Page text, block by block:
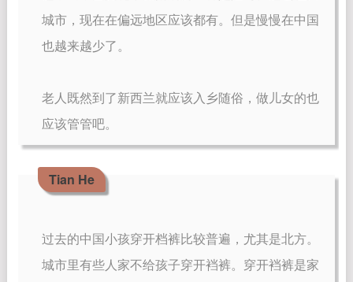
城市，现在在偏远地区应该都有。但是慢慢在中国
也越来越少了。
老人既然到了新西兰就应该入乡随俗，做儿女的也
应该管管吧。
Tian He
过去的中国小孩穿开档裤比较普遍，尤其是北方。
城市里有些人家不给孩子穿开裆裤。穿开裆裤是家